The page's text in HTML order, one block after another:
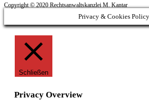
Copyright © 2020 Rechtsanwaltskanzlei M. Kantar
Privacy & Cookies Policy
Schließen
Privacy Overview